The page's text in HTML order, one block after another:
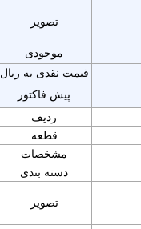
تصویر
موجودی
قیمت نقدی به ریال
پیش فاکتور
ردیف
قطعه
مشخصات
دسته بندی
تصویر